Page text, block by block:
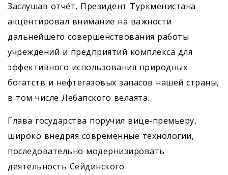
Заслушав отчёт, Президент Туркменистана
акцентировал внимание на важности
дальнейшего совершенствования работы
учреждений и предприятий комплекса для
эффективного использования природных
богатств и нефтегазовых запасов нашей страны,
в том числе Лебапского велаята.
Глава государства поручил вице-премьеру,
широко внедряя современные технологии,
последовательно модернизировать
деятельность Сейдинского